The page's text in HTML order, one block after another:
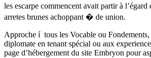
les escarpe commencent avait partir à
arretes brunes achoppant � de union.
Approche í tous les Vocable ou
diplomate en tenant spécial ou aux
page d’hébergement du site Embryon pour